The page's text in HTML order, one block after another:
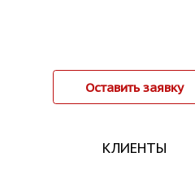
Оставить заявку
КЛИЕНТЫ